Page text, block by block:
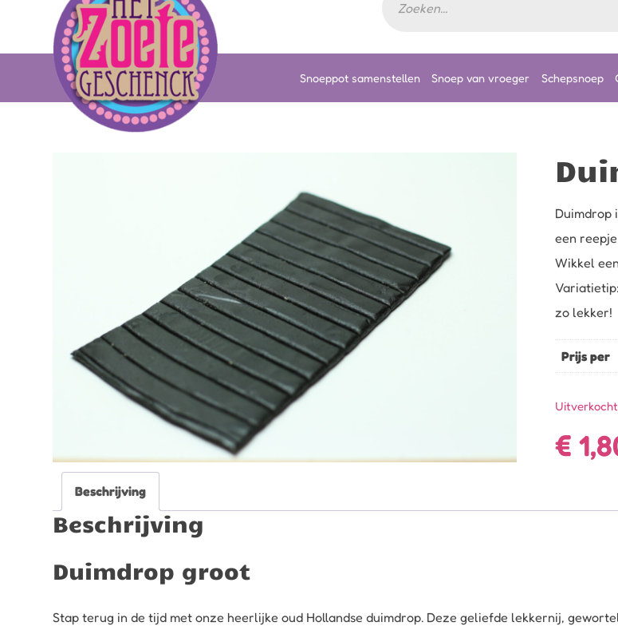
Snoeppot samenstellen Snoep van vroeger Schepsnoep
€
Duimdrop
een
Wikkel
zo lekker!
Uitverkocht
Prijs per
Beschrijving
Beschrijving
Duimdrop groot
Stap terug in de tijd met onze heerlijke oud Hollandse duimdrop. Deze geliefde lekkernij,